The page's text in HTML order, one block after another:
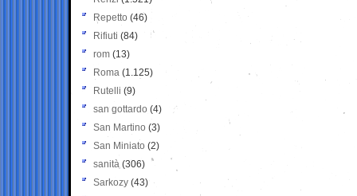
Repetto (46)
Rifiuti (84)
rom (13)
Roma (1.125)
Rutelli (9)
san gottardo (4)
San Martino (3)
San Miniato (2)
sanità (306)
Sarkozy (43)